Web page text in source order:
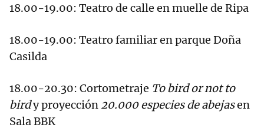
18.00-19.00: Teatro de calle en muelle de Ripa
18.00-19.00: Teatro familiar en parque Doña
Casilda
18.00-20.30: Cortometraje To bird or not to
birdy proyección 20.000 especies de abejasen
Sala BBK